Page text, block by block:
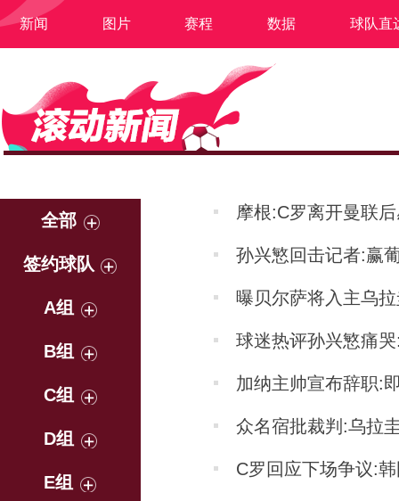
新闻 图片 赛程 数据 球队直
全部
签约球队
A组
B组
C组
D组
E组
摩根:C罗离开曼联
孙兴慜回击记者:赢
曝贝尔萨将入主乌
球迷热评孙兴慜痛
加纳主帅宣布辞职:
众名宿批裁判:乌拉
C罗回应下场争议: